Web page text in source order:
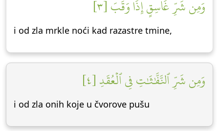
وَمِن شَرِّ غَاسِقٍ إِذَا وَقَبَ [٣]
i od zla mrkle noći kad razastre tmine,
وَمِن شَرِّ ٱلنَّفَّٰثَٰتِ فِي ٱلۡعُقَدِ [٤]
i od zla onih koje u čvorove pušu